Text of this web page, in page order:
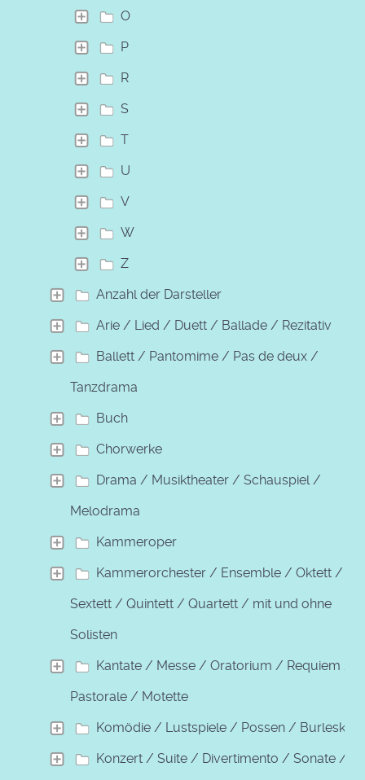
O
P
R
S
T
U
V
W
Z
Anzahl der Darsteller
Arie / Lied / Duett / Ballade / Rezitativ
Ballett / Pantomime / Pas de deux /
Tanzdrama
Buch
Chorwerke
Drama / Musiktheater / Schauspiel /
Melodrama
Kammeroper
Kammerorchester / Ensemble / Oktett /
Sextett / Quintett / Quartett / mit und ohne
Solisten
Kantate / Messe / Oratorium / Requiem /
Pastorale / Motette
Komödie / Lustspiele / Possen / Burleske
Konzert / Suite / Divertimento / Sonate /